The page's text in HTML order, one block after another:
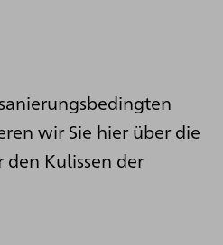
wir Sie hier über die
den Kulissen der